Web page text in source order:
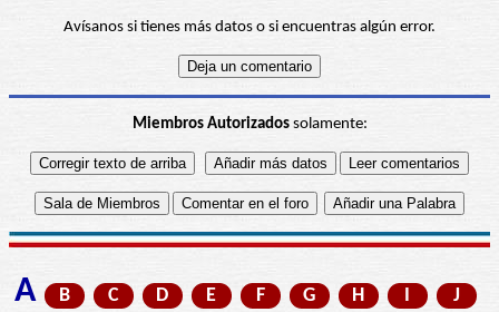
Avísanos si tienes más datos o si encuentras algún error.
Miembros Autorizadossolamente:
A B C D E F G H I
J